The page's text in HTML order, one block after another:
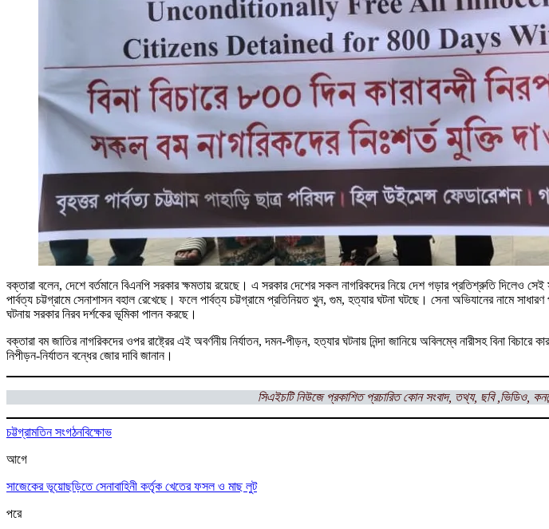
বক্তারা বলেন, দেশে বর্তমানে বিএনপি সরকার ক্ষমতায় রয়েছে। এ সরকার দেশের সকল নাগরিকদের নিয়ে দেশ গড়ার প্রতিশ্রুতি দিলেও সেই
পার্বত্য চট্টগ্রামে সেনাশাসন বহাল রেখেছে। ফলে পার্বত্য চট্টগ্রামে প্রতিনিয়ত খুন, গুম, হত্যার ঘটনা ঘটছে। সেনা অভিযানের নামে
ঘটনায় সরকার নিরব দর্শকের ভূমিকা পালন করছে।
বক্তারা বম জাতির নাগরিকদের ওপর রাষ্ট্রের এই অবর্ণনীয় নির্যাতন, দমন-পীড়ন, হত্যার ঘটনায় নিন্দা জানিয়ে অবিলম্বে নারীসহ বিনা
নিপীড়ন-নির্যাতন বন্ধের জোর দাবি জানান।
সিএইচটি নিউজে প্রকাশিত প্রচারিত কোন সংবাদ, তথ্য, ছবি ,ভিডিও,
চট্টগ্রামতিন সংগঠনবিক্ষোভ
আগে
সাজেকের ভূয়োছড়িতে সেনাবাহিনী কর্তৃক খেতের ফসল ও মাছ লুট
পরে